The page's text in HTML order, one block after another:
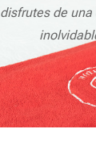
disfrutes de una